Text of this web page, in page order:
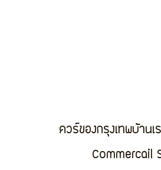
ควร์ของกรุงเทพบ้าน